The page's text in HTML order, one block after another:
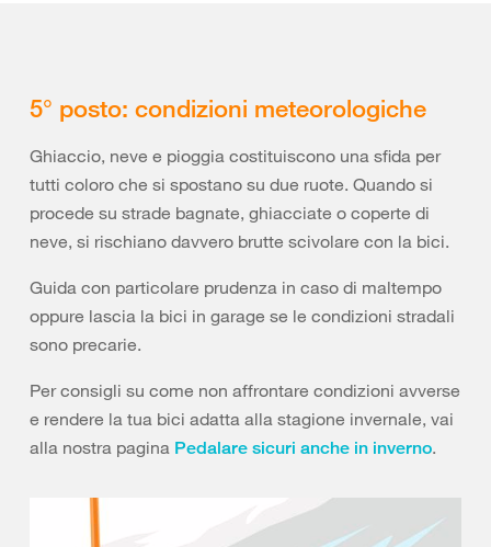
5° posto: condizioni meteorologiche
Ghiaccio, neve e pioggia costituiscono una sfida per
tutti coloro che si spostano su due ruote. Quando si
procede su strade bagnate, ghiacciate o coperte di
neve, si rischiano davvero brutte scivolare con la bici.
Guida con particolare prudenza in caso di maltempo
oppure lascia la bici in garage se le condizioni stradali
sono precarie.
Per consigli su come non affrontare condizioni avverse
e rendere la tua bici adatta alla stagione invernale, vai
alla nostra pagina Pedalare sicuri anche in inverno.